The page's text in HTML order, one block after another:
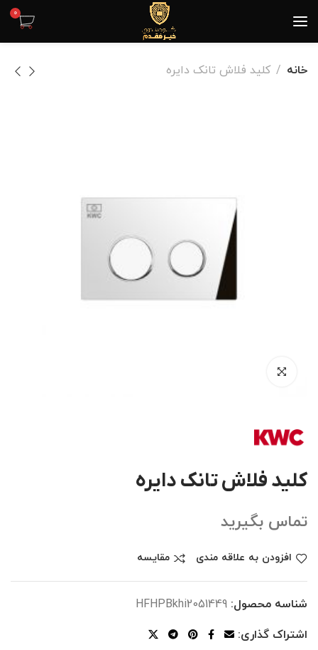
0
خانه کلید فلاش تانک دایره
کلید فلاش تانک دایره
تماس بگیرید
افزودن به علاقه مندی مقایسه
شناسه محصول: HFHPBkhi2051449
اشتراک گذاری: